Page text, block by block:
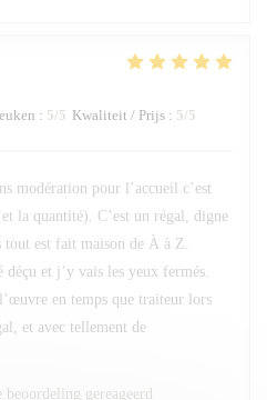
: 5/5 Kwaliteit / Prijs : 5/5
modération pour l’accueil c’est
la quantité). C’est un régal, digne
tout est fait maison de À à Z.
déçu et j’y vais les yeux fermés.
en temps que traiteur lors
et avec tellement de
beoordeling gereageerd